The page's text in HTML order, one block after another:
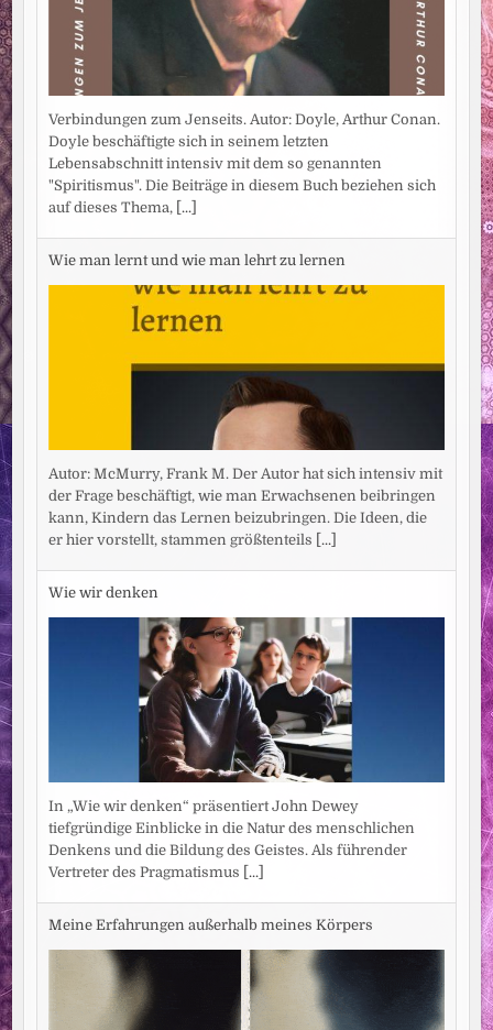
Verbindungen zum Jenseits. Autor: Doyle, Arthur Conan.
Doyle beschäftigte sich in seinem letzten
Lebensabschnitt intensiv mit dem so genannten
"Spiritismus". Die Beiträge in diesem Buch beziehen sich
auf dieses Thema, [...]
Wie man lernt und wie man lehrt zu lernen
Autor: McMurry, Frank M. Der Autor hat sich intensiv mit
der Frage beschäftigt, wie man Erwachsenen beibringen
kann, Kindern das Lernen beizubringen. Die Ideen, die
er hier vorstellt, stammen größtenteils [...]
Wie wir denken
In „Wie wir denken“ präsentiert John Dewey
tiefgründige Einblicke in die Natur des menschlichen
Denkens und die Bildung des Geistes. Als führender
Vertreter des Pragmatismus [...]
Meine Erfahrungen außerhalb meines Körpers